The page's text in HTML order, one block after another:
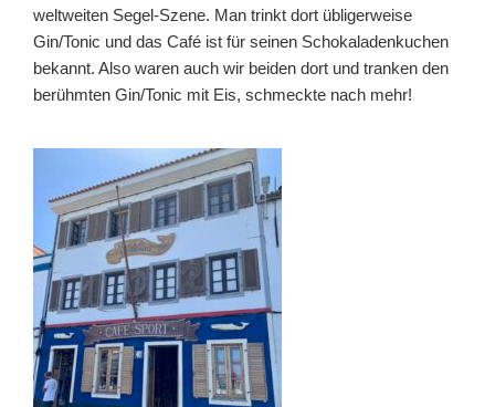
weltweiten Segel-Szene. Man trinkt dort übligerweise
Gin/Tonic und das Café ist für seinen Schokaladenkuchen
bekannt. Also waren auch wir beiden dort und tranken den
berühmten Gin/Tonic mit Eis, schmeckte nach mehr!